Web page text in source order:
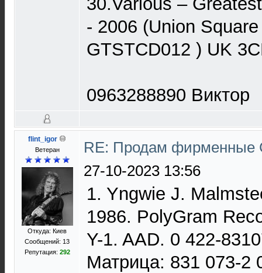
- 2006 (Union
GTSTCD012 ) UK
0963288890 Виктор
flint_igor
Ветеран
Откуда: Киев
Сообщений: 13
Репутация: 292
RE: Продам фирменные
27-10-2023 13:56
1. Yngwie J.
1986. PolyGram
Y-1. AAD. 0 422-
Матрица: 831 073-2